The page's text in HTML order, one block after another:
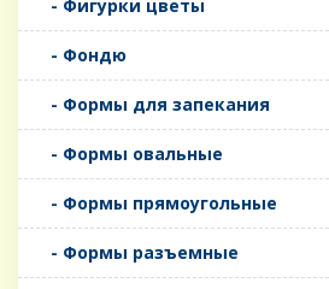
- Фигурки цветы
- Фондю
- Формы для запекания
- Формы овальные
- Формы прямоугольные
- Формы разъемные